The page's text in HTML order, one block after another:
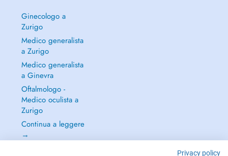
Ginecologo a
Zurigo
Medico generalista
a Zurigo
Medico generalista
a Ginevra
Oftalmologo -
Medico oculista a
Zurigo
Continua a leggere
→
Privacy policy